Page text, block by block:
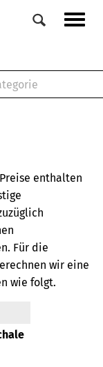
Broschüre
Buch
enthalten
Für die
wir eine
wie folgt.